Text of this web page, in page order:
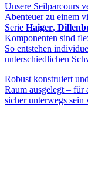
Unsere Seilparcours
Abenteuer zu einem
Serie Haiger,
Komponenten sind
So entstehen
unterschiedlichen
Robust konstruiert
Raum ausgelegt – für
sicher unterwegs sein